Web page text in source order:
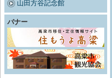
山田方谷記念館
バナー